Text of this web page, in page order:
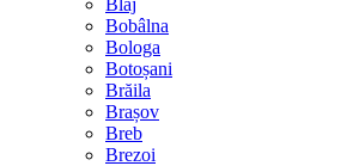
Blaj
Bobâlna
Bologa
Botoșani
Brăila
Brașov
Breb
Brezoi